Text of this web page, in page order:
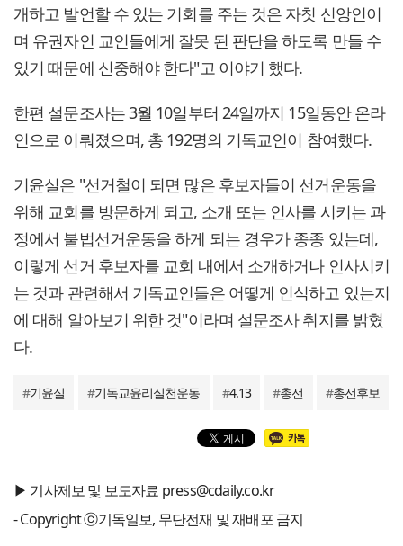
개하고 발언할 수 있는 기회를 주는 것은 자칫 신앙인이
며 유권자인 교인들에게 잘못 된 판단을 하도록 만들 수
있기 때문에 신중해야 한다"고 이야기 했다.
한편 설문조사는 3월 10일부터 24일까지 15일동안 온라
인으로 이뤄졌으며, 총 192명의 기독교인이 참여했다.
기윤실은 "선거철이 되면 많은 후보자들이 선거운동을
위해 교회를 방문하게 되고, 소개 또는 인사를 시키는 과
정에서 불법선거운동을 하게 되는 경우가 종종 있는데,
이렇게 선거 후보자를 교회 내에서 소개하거나 인사시키
는 것과 관련해서 기독교인들은 어떻게 인식하고 있는지
에 대해 알아보기 위한 것"이라며 설문조사 취지를 밝혔
다.
#기윤실 #기독교윤리실천운동 #4.13 #총선 #총선후보
▶ 기사제보 및 보도자료 press@cdaily.co.kr
- Copyright ⓒ기독일보, 무단전재 및 재배포 금지